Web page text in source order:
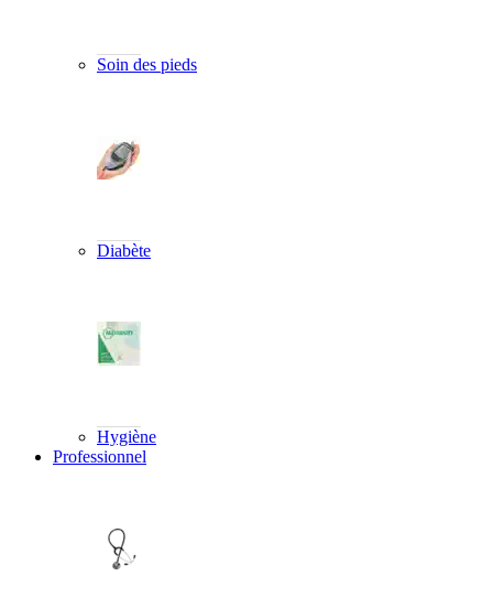
Soin des pieds
Diabète
Hygiène
Professionnel